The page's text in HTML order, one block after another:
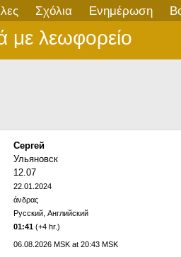
Σχόλια Ενημέρωση
με λεωφορείο
Сергей
Ульяновск
12.07
22.01.2024
άνδρας
Русский, Английский
01:41 (+4 hr.)
06.08.2026 MSK at 20:43 MSK